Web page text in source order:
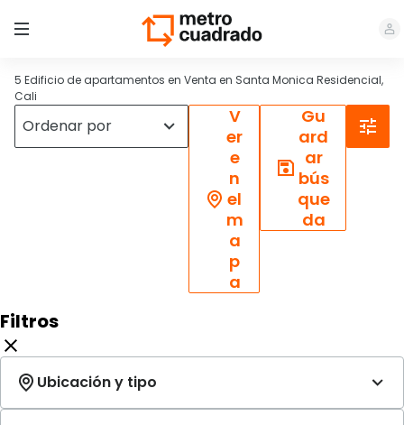
5 Edificio de apartamentos en Venta en Santa Monica Residencial,
Cali
V
er
e
n
el
m
a
p
a
Gu
ard
ar
bús
que
da
Filtros